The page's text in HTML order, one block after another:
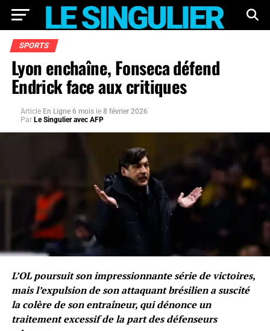
SPORTS
Lyon enchaîne, Fonseca défend
Endrick face aux critiques
Article En Ligne 6 mois le 8 février 2026
Par Le Singulier avec AFP
L’OL poursuit son impressionnante série de victoires,
mais l’expulsion de son attaquant brésilien a suscité
la colère de son entraîneur, qui dénonce un
traitement excessif de la part des défenseurs